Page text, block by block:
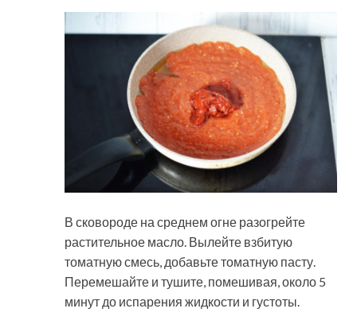
В сковороде на среднем огне разогрейте
растительное масло. Вылейте взбитую
томатную смесь, добавьте томатную пасту.
Перемешайте и тушите, помешивая, около 5
минут до испарения жидкости и густоты.